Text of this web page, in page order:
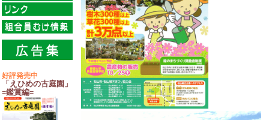
好評発売中
「えひめの古庭園」
=鑑賞編=